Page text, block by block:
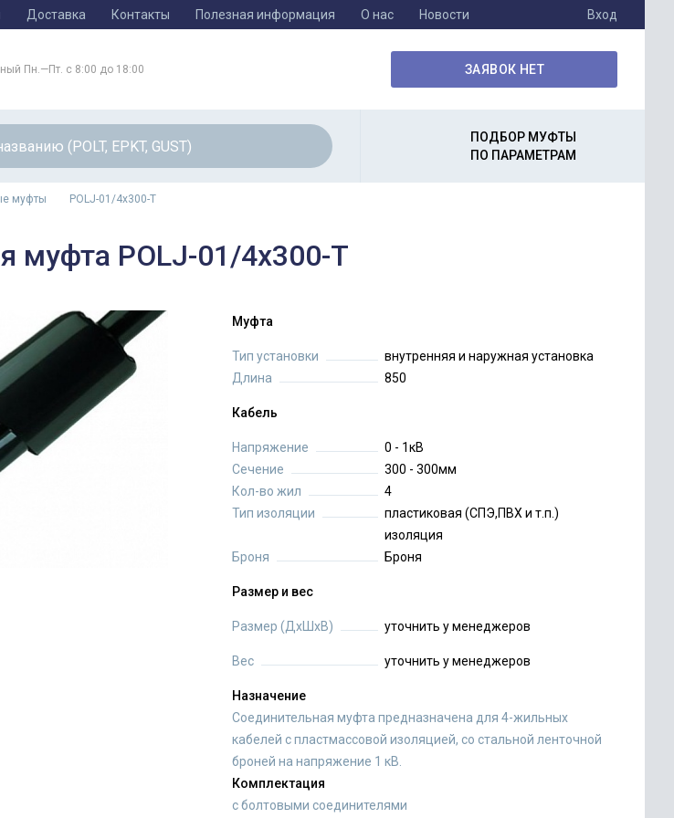
Доставка Контакты Полезная информация О нас Новости Вход
Пн.—Пт. с 8:00 до 18:00 ЗАЯВОК НЕТ
ПОДБОР МУФТЫ
ПО ПАРАМЕТРАМ
муфты POLJ-01/4x300-T
муфта POLJ-01/4x300-T
Муфта
Тип установки
внутренняя и наружная установка
Длина
850
Кабель
Напряжение
0 - 1кВ
Сечение
300 - 300мм
Кол-во жил
4
Тип изоляции
пластиковая (СПЭ,ПВХ и т.п.)
изоляция
Броня
Броня
Размер и вес
Размер (ДхШхВ) уточнить у менеджеров
Вес уточнить у менеджеров
Назначение
Соединительная муфта предназначена для 4-жильных
кабелей с пластмассовой изоляцией, со стальной ленточной
броней на напряжение 1 кВ.
Комплектация
с болтовыми соединителями